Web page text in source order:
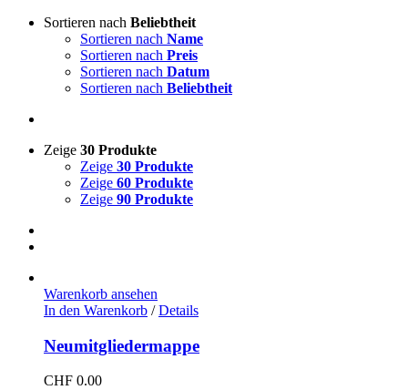
Sortieren nach Beliebtheit
Sortieren nach Name
Sortieren nach Preis
Sortieren nach Datum
Sortieren nach Beliebtheit
Zeige 30 Produkte
Zeige 30 Produkte
Zeige 60 Produkte
Zeige 90 Produkte
Warenkorb ansehen
In den Warenkorb / Details
Neumitgliedermappe
CHF 0.00